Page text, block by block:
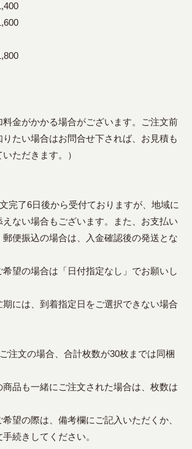
料金がかかる場合がございます。ご注文前
たい場合はお問合せ下されば、お見積も
ただきます。）
完了6日後から受付ておりますが、地域に
えない場合もございます。また、お支払い
便振込の場合は、入金確認後の発送とな
望の場合は「日付指定なし」でお願いし
には、到着指定日をご選択できない場合
注文の場合、合計枚数が30枚までは同梱
商品も一緒にご注文された場合は、枚数は
望の際は、備考欄にご記入いただくか、
続きしてください。